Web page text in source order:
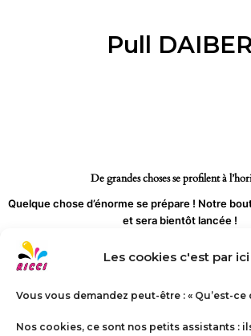
Les cookies c'est par ici
Vous vous demandez peut-être : « Qu’est-ce
Nos cookies, ce sont nos petits assistants :
Pull DAIBER
De grandes choses se profilent à
Quelque chose d’énorme se prépare ! Notre
et sera bientôt lancée !